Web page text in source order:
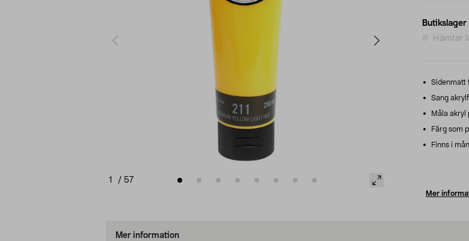
1 / 57
Butikslager
Hämtar
Sidenmatt
Sang
Måla akryl
Färg som
Finns i
Mer
Mer information